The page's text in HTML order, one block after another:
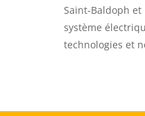
Saint-Baldoph
système
technologies et